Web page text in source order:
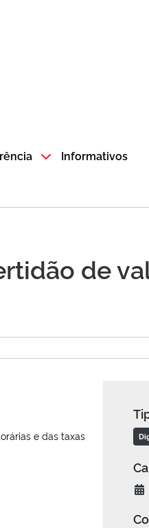
inicial
Informativos
de
e das taxas